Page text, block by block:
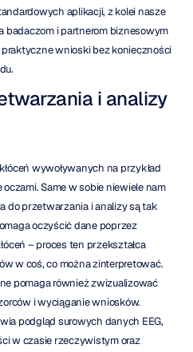
aplikacji, z kolei nasze
badaczom i partnerom biznesowym
wnioski bez konieczności
i analizy
wywoływanych na przykład
Same w sobie niewiele nam
do przetwarzania i analizy są tak
oczyścić dane poprzez
– proces ten przekształca
w coś, co można zinterpretować.
pomaga również zwizualizować
i wyciąganie wniosków.
podgląd surowych danych EEG,
w czasie rzeczywistym oraz